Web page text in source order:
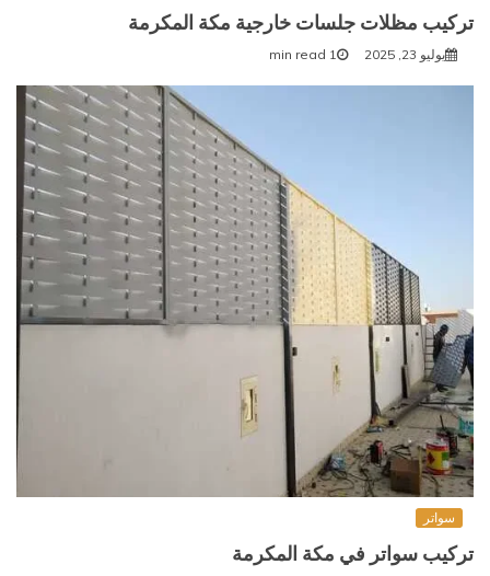
تركيب مظلات جلسات خارجية مكة المكرمة
يوليو 23, 2025 1 min read
سواتر
تركيب سواتر في مكة المكرمة